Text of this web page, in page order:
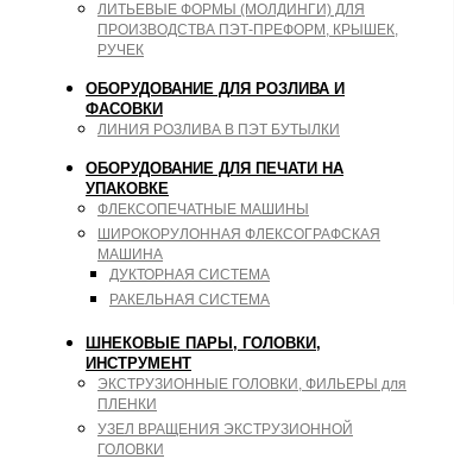
ЛИТЬЕВЫЕ ФОРМЫ (МОЛДИНГИ) ДЛЯ
ПРОИЗВОДСТВА ПЭТ-ПРЕФОРМ, КРЫШЕК,
РУЧЕК
ОБОРУДОВАНИЕ ДЛЯ РОЗЛИВА И
ФАСОВКИ
ЛИНИЯ РОЗЛИВА В ПЭТ БУТЫЛКИ
ОБОРУДОВАНИЕ ДЛЯ ПЕЧАТИ НА
УПАКОВКЕ
ФЛЕКСОПЕЧАТНЫЕ МАШИНЫ
ШИРОКОРУЛОННАЯ ФЛЕКСОГРАФСКАЯ
МАШИНА
ДУКТОРНАЯ СИСТЕМА
РАКЕЛЬНАЯ СИСТЕМА
ШНЕКОВЫЕ ПАРЫ, ГОЛОВКИ,
ИНСТРУМЕНТ
ЭКСТРУЗИОННЫЕ ГОЛОВКИ, ФИЛЬЕРЫ для
ПЛЕНКИ
УЗЕЛ ВРАЩЕНИЯ ЭКСТРУЗИОННОЙ
ГОЛОВКИ